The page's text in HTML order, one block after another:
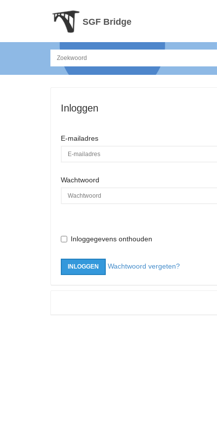
SGF Bridge
Inloggen
E-mailadres
Wachtwoord
Inloggegevens onthouden
INLOGGEN Wachtwoord vergeten?